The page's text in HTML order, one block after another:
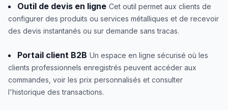
Outil de devis en ligne Cet outil permet aux clients de
configurer des produits ou services métalliques et de recevoir
des devis instantanés ou sur demande sans tracas.
Portail client B2B Un espace en ligne sécurisé où les
clients professionnels enregistrés peuvent accéder aux
commandes, voir les prix personnalisés et consulter
l'historique des transactions.